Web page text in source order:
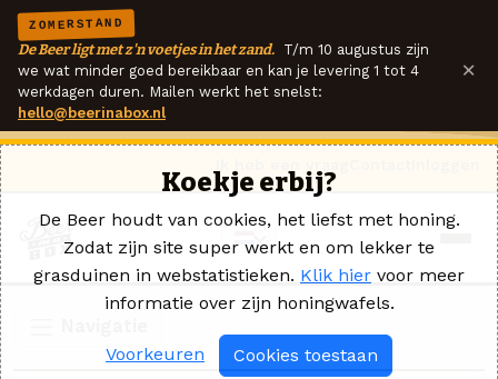
ZOMERSTAND
De Beer ligt met z'n voetjes in het zand. T/m 10 augustus zijn
we wat minder goed bereikbaar en kan je levering 1 tot 4
werkdagen duren. Mailen werkt het snelst:
hello@beerinabox.nl
×
Koekje erbij?
De Beer houdt van cookies, het liefst met honing.
Zodat zijn site super werkt en om lekker te
grasduinen in webstatistieken. Klik hier voor meer
informatie over zijn honingwafels.
Voorkeuren Cookies toestaan